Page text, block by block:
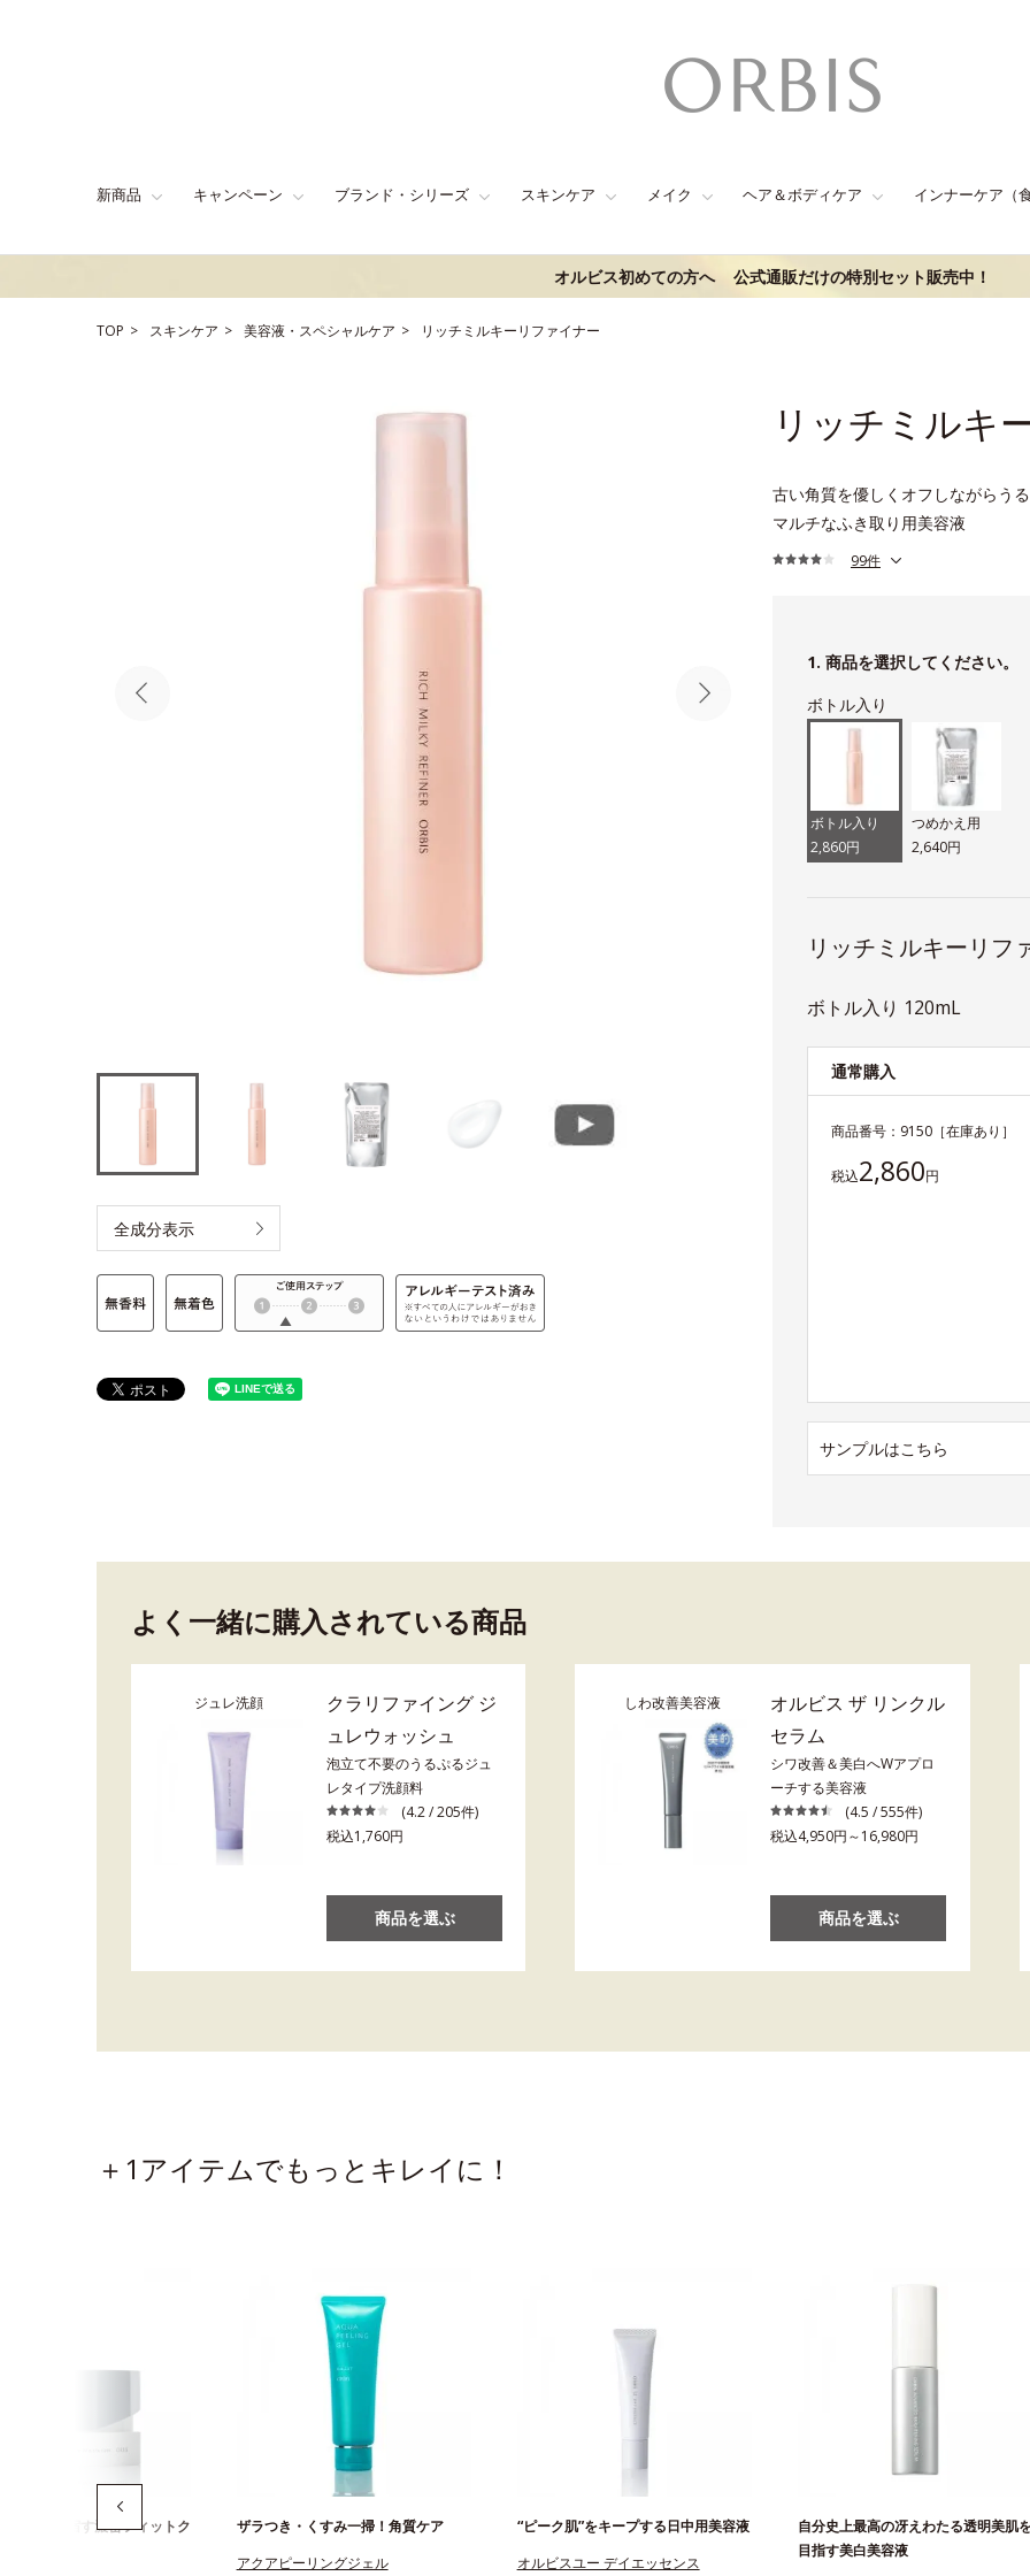
新商品 キャンペーン ブランド・シリーズ スキンケア メイク ヘア＆ボディケア インナーケア（
オルビス初めての方へ 公式通販だけの特別セット販売中！
TOP スキンケア 美容液・スペシャルケア リッチミルキーリファイナー
リッチミルキ
古い角質を優しくオフしながらう
マルチなふき取り用美容液
99件
全成分表示
1. 商品を選択してください。
ボトル入り
ボトル入り
2,860円
つめかえ用
2,640円
リッチミルキーリフ
ボトル入り 120mL
通常購入
商品番号： 9150 ［在庫あり］
税込2,860円
サンプルはこちら
よく一緒に購入されている商品
ジュレ洗顔
クラリファイング ジ
ュレウォッシュ
泡立て不要のうるぷるジュ
レタイプ洗顔料
(4.2 / 205件)
税込1,760円
商品を選ぶ
しわ改善美容液
オルビス ザ リンクル
セラム
シワ改善＆美白へWアプロ
ーチする美容液
(4.5 / 555件)
税込4,950円～16,980円
商品を選ぶ
＋1アイテムでもっとキレイに！
弾力感を宿す濃密フィットク
ザラつき・くすみ一掃！角質ケア
アクアピーリングジェル
“ピーク肌”をキープする日中用美容液
オルビスユー デイエッセンス
自分史上最高の冴えわたる透明美肌
目指す美白美容液